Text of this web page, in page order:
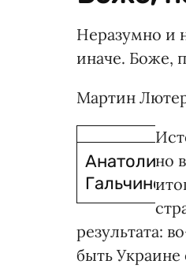
Неразумно и
иначе. Боже,
Мартин Лютер
Анатолийно
результата:
быть